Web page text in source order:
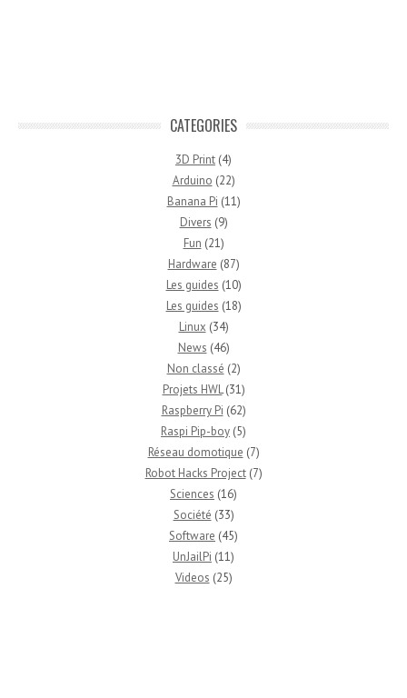
CATEGORIES
3D Print (4)
Arduino (22)
Banana Pi (11)
Divers (9)
Fun (21)
Hardware (87)
Les guides (10)
Les guides (18)
Linux (34)
News (46)
Non classé (2)
Projets HWL(31)
Raspberry Pi (62)
Raspi Pip-boy (5)
Réseau domotique (7)
Robot Hacks Project(7)
Sciences (16)
Société (33)
Software (45)
UnJailPi (11)
Videos (25)